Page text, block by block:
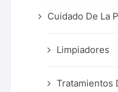
Cuidado De La
Limpiadores
Tratamientos